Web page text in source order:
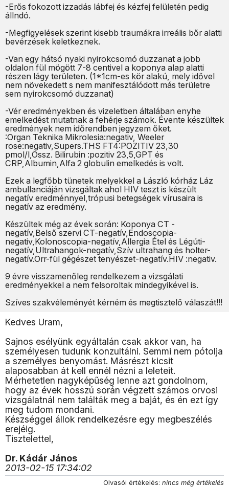
-Erős fokozott izzadás lábfej és kézfej felületén pedig
állndó.
-Megfigyelések szerint kisebb traumákra irreális bőr alatti
bevérzések keletkeznek.
-Van egy hátsó nyaki nyirokcsomó duzzanat a jobb
oldalon fül mögött 7-8 centivel a koponya alap alatti
részen lágy területen. (1*1cm-es kör alakú, mely idővel
nem növekedett s nem manifesztálódott más területre
sem nyirokcsomó duzzanat)
-Vér eredményekben és vizeletben általában enyhe
emelkedést mutatnak a fehérje számok. Évente készültek
eredmények nem időrendben jegyzem őket.
:Organ Teknika Mikrolesia:negativ, Weeler
rose:negativ,Supers.THS FT4:POZITIV 23,30
pmol/l,Össz. Bilirubin :pozitiv 23,5,GPT és
CRP,Albumin,Alfa 2 globulin emelkedés is volt.
Ezek a legfőbb tünetek melyekkel a László kórház Láz
ambullanciáján vizsgáltak ahol HIV teszt is készült
negatív eredménnyel,trópusi betegségek vírusaira is
negatív az eredmény.
Készültek még az évek során: Koponya CT -
negatív,Belső szervi CT-negatív,Endoscopia-
negativ,Kolonoscopia-negatív,Allergia Étel és Légúti-
negatív,Ultrahangok-negatív,Szív ultrahang és holter-
negatív.Orr-fül gégészet tenyészet-negatív.HIV :negativ.
9 évre visszamenőleg rendelkezem a vizsgálati
eredményekkel a nem felsoroltak mindegyikével is.
Szíves szakvéleményét kérném és megtisztelő válaszát!!!
Kedves Uram,
Sajnos esélyünk egyáltalán csak akkor van, ha
személyesen tudunk konzultálni. Semmi nem pótolja
a személyes benyomást. Másrészt kicsit
alaposabban át kell ennél nézni a leleteit.
Mérhetetlen nagyképűség lenne azt gondolnom,
hogy az évek hosszú során végzett számos orvosi
vizsgálatnál nem találták meg a baját, és én ezt így
meg tudom mondani.
Készséggel állok rendelkezésre egy megbeszélés
erejéig.
Tisztelettel,
Dr. Kádár János
2013-02-15 17:34:02
Olvasói értékelés: nincs még értékelés